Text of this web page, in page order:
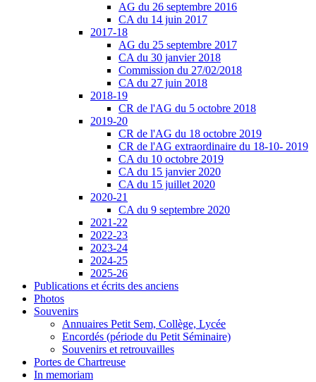
AG du 26 septembre 2016
CA du 14 juin 2017
2017-18
AG du 25 septembre 2017
CA du 30 janvier 2018
Commission du 27/02/2018
CA du 27 juin 2018
2018-19
CR de l'AG du 5 octobre 2018
2019-20
CR de l'AG du 18 octobre 2019
CR de l'AG extraordinaire du 18-10- 2019
CA du 10 octobre 2019
CA du 15 janvier 2020
CA du 15 juillet 2020
2020-21
CA du 9 septembre 2020
2021-22
2022-23
2023-24
2024-25
2025-26
Publications et écrits des anciens
Photos
Souvenirs
Annuaires Petit Sem, Collège, Lycée
Encordés (période du Petit Séminaire)
Souvenirs et retrouvailles
Portes de Chartreuse
In memoriam